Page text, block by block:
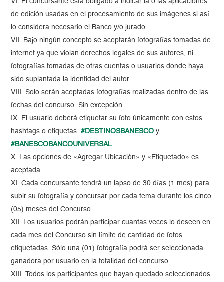
VI. El concursante está obligado a indicar la o las aplicaciones
de edición usadas en el procesamiento de sus imágenes si así
lo considera necesario el Banco y/o jurado.
VII. Bajo ningún concepto se aceptarán fotografías tomadas de
internet ya que violan derechos legales de sus autores, ni
fotografías tomadas de otras cuentas o usuarios donde haya
sido suplantada la identidad del autor.
VIII. Solo serán aceptadas fotografías realizadas dentro de las
fechas del concurso. Sin excepción.
IX. El usuario deberá etiquetar su foto únicamente con estos
hashtags o etiquetas:#DESTINOSBANESCO y
#BANESCOBANCOUNIVERSAL
X. Las opciones de «Agregar Ubicación» y «Etiquetado» es
aceptada.
XI. Cada concursante tendrá un lapso de 30 días (1 mes) para
subir su fotografía y concursar por cada tema durante los cinco
(05) meses del Concurso.
XII. Los usuarios podrán participar cuantas veces lo deseen en
cada mes del Concurso sin límite de cantidad de fotos
etiquetadas. Sólo una (01) fotografía podrá ser seleccionada
ganadora por usuario en la totalidad del concurso.
XIII. Todos los participantes que hayan quedado seleccionados